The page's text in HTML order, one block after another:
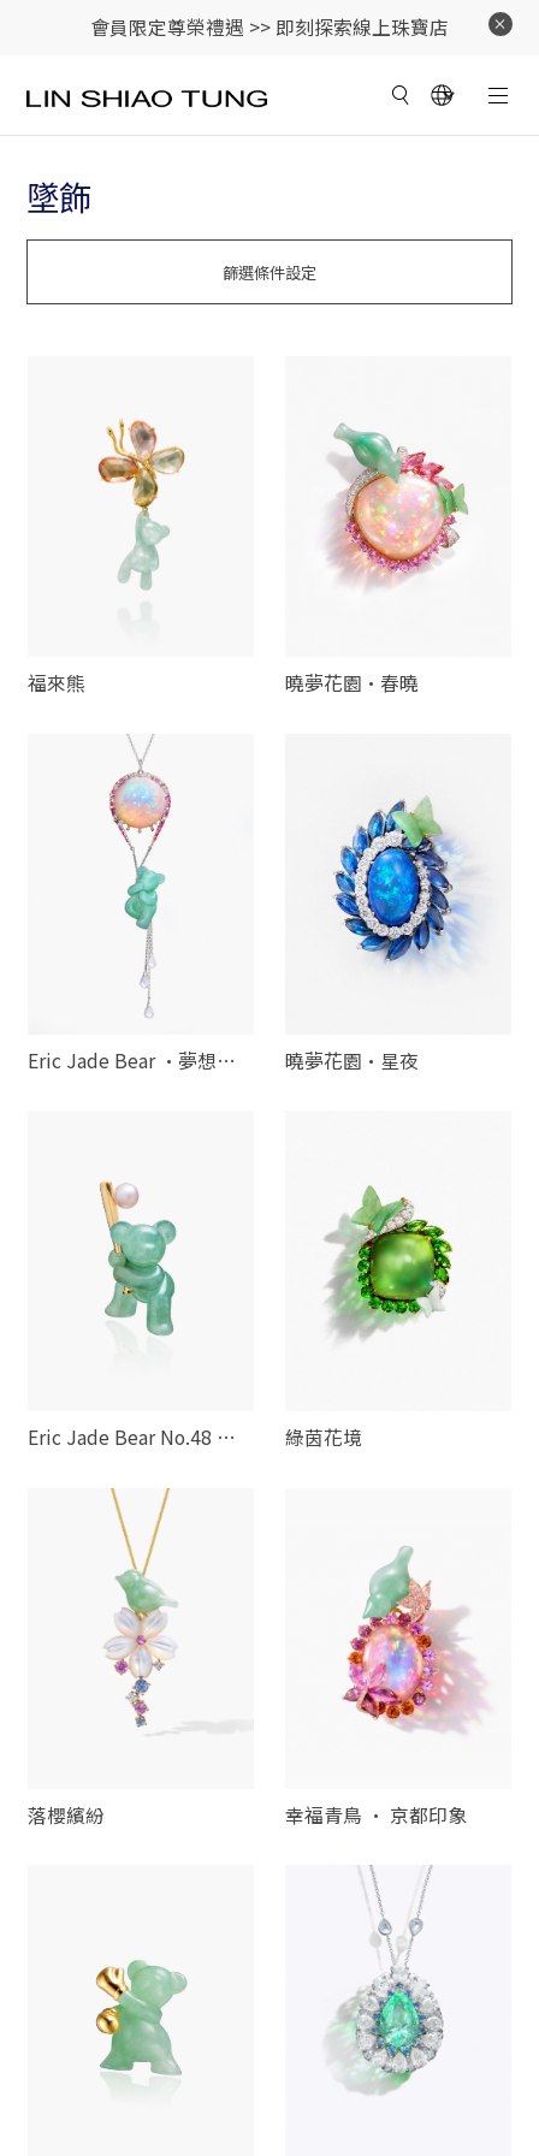
會員限定尊榮禮遇 >> 即刻探索線上珠寶店
墜飾
篩選條件設定
福來熊 曉夢花園·春曉
Eric Jade Bear ·夢想之
曉夢花園·星夜
Eric Jade Bear No.48 棒
綠茵花境
落櫻繽紛 幸福青鳥 · 京都印象